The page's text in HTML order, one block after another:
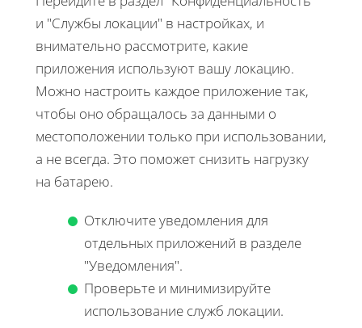
и "Службы локации" в настройках, и
внимательно рассмотрите, какие
приложения используют вашу локацию.
Можно настроить каждое приложение так,
чтобы оно обращалось за данными о
местоположении только при использовании,
а не всегда. Это поможет снизить нагрузку
на батарею.
Отключите уведомления для
отдельных приложений в разделе
"Уведомления".
Проверьте и минимизируйте
использование служб локации.